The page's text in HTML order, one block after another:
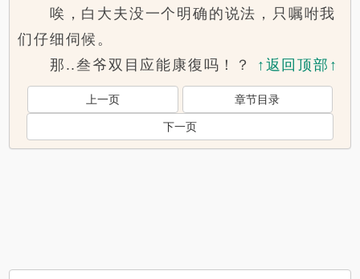
唉，白大夫没一个明确的说法，只嘱咐我
们仔细伺候。
那..叁爷双目应能康復吗！？
↑返回顶部↑
上一页 章节目录
下一页